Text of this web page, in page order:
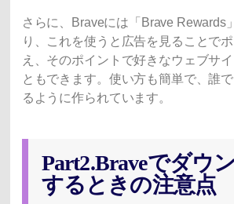
さらに、Braveには「Brave Rewards
り、これを使うと広告を見ることで
え、そのポイントで好きなウェブサ
ともできます。使い方も簡単で、誰
るように作られています。
Part2.Braveでダウ
するときの注意点